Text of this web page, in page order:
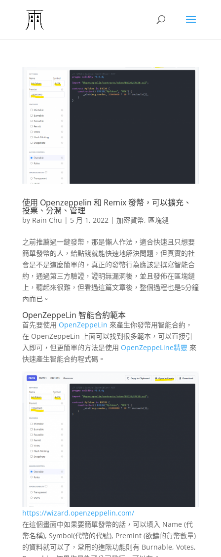
使用 Openzeppelin 和 Remix 發幣，可以擴充、
投票、分潤、管理
by Rain Chu | 5 月 1, 2022| 加密貨幣, 區塊鏈
之前推薦過一鍵發幣，那是懶人作法，適合快速且只想要
簡單發幣的人，給點錢就能快速地解決問題，但真實的社
會是不是這麼簡單的，真正的發幣行為應該是撰寫智能合
約，通過第三方驗證，證明無漏洞後，並且發佈在區塊鏈
上，聽起來很難，但看過這篇文章後，整個過程也是5分鐘
內而已。
OpenZeppeLin 智能合約範本
首先要使用 OpenZeppeLin 來產生你發幣用智能合約，
在 OpenZeppeLin 上面可以找到很多範本，可以直接引
入即可，但更簡單的方法是使用 OpenZeppeLine精靈 來
快速產生智能合約程式碼。
https://wizard.openzeppelin.com/
在這個畫面中如果要簡單發幣的話，可以填入 Name (代
幣名稱), Symbol(代幣的代號), Premint (欲鑄的貨幣數量)
的資料就可以了，常用的進階功能則有 Burnable, Votes,